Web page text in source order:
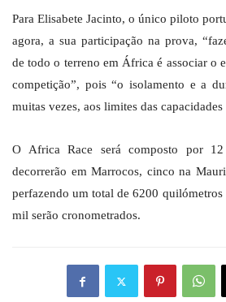
Para Elisabete Jacinto, o único piloto
agora, a sua participação na prova,
de todo o terreno em África é associar o
competição”, pois “o isolamento e a
muitas vezes, aos limites das
O Africa Race será composto por 12
decorrerão em Marrocos, cinco na
perfazendo um total de 6200 quilómetros
mil serão cronometrados.